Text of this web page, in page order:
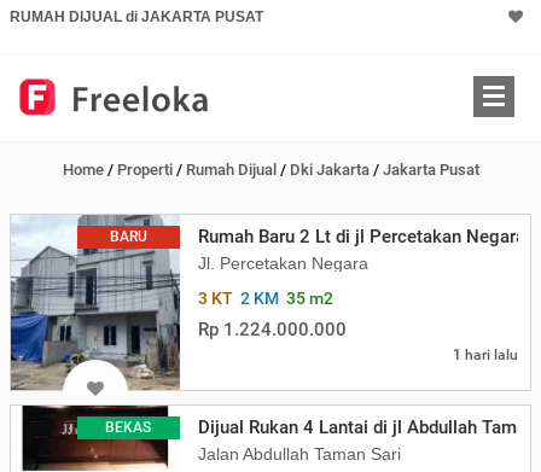
RUMAH DIJUAL di JAKARTA PUSAT
Home / Properti / Rumah Dijual / Dki Jakarta / Jakarta Pusat
BARU Rumah Baru 2 Lt di jl Percetakan Negara
Jl. Percetakan Negara
3 KT 2 KM 35 m2
Rp 1.224.000.000
1 hari lalu
BEKAS Dijual Rukan 4 Lantai di jl Abdullah Taman
Jalan Abdullah Taman Sari